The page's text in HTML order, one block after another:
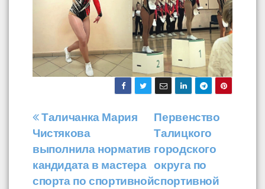
Навигация
по
записям
Первенство
Талицкого
городского
округа по
спортивной
Таличанка Мария
Чистякова
выполнила норматив
кандидата в мастера
спорта по спортивной